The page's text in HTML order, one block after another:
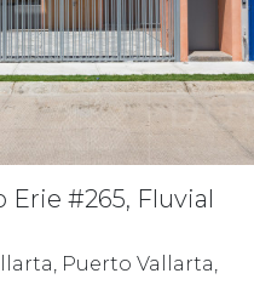
Erie #265, Fluvial
Puerto Vallarta,